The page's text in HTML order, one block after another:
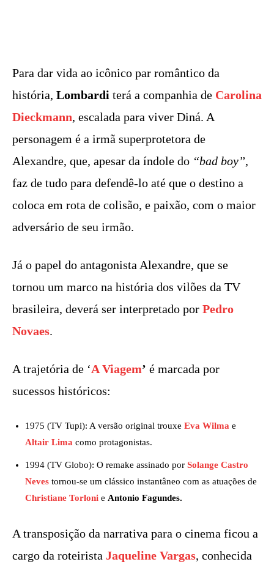
Para dar vida ao icônico par romântico da
história, Lombardi terá a companhia de Carolina
Dieckmann, escalada para viver Diná. A
personagem é a irmã superprotetora de
Alexandre, que, apesar da índole do “bad boy”,
faz de tudo para defendê-lo até que o destino a
coloca em rota de colisão, e paixão, com o maior
adversário de seu irmão.
Já o papel do antagonista Alexandre, que se
tornou um marco na história dos vilões da TV
brasileira, deverá ser interpretado por Pedro
Novaes.
A trajetória de ‘A Viagem’ é marcada por
sucessos históricos:
1975 (TV Tupi): A versão original trouxe Eva Wilma e
Altair Lima como protagonistas.
1994 (TV Globo): O remake assinado por Solange Castro
Neves tornou-se um clássico instantâneo com as atuações de
Christiane Torloni e Antonio Fagundes.
A transposição da narrativa para o cinema ficou a
cargo da roteirista Jaqueline Vargas, conhecida